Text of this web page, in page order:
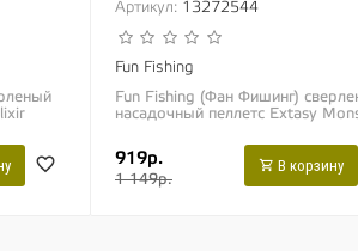
что
Артикул: 13272544
Fun Fishing
Fun Fishing (Фан Фишинг)
насадочный пеллетс Extasy
пеллетсы удобны тем, что
готовое...
919р.
1 149р.
В корзину